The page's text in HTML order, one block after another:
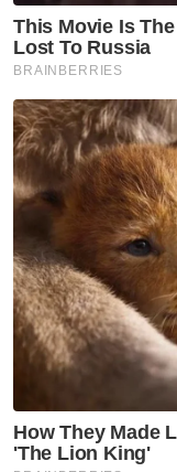
sentiasa
keluarga
pergerakan
dalam situasi
Sebolehnya
kita keluar ke
Kita tidak
ambil ringan
kepada suatu
sepanjang
* Shahrizal
Harian Biro